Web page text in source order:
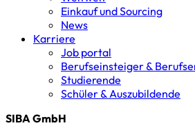
Einkauf und Sourcing
News
Karriere
Job portal
Berufseinsteiger &
Studierende
Schüler & Auszubildende
SIBA GmbH